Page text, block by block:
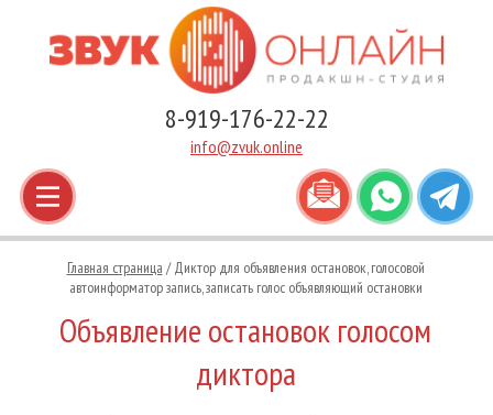
Новогодние аудиоролики
Звуковая реклама магазина
Информационная радиореклама
Игровая аудиореклама
Вокальные радиоролики
Наши дикторы-дети
Голоса для IVR и автоответчиков
Голоса для торговых центров
8-919-176-22-22
info@zvuk.online
Главная страница / Диктор для объявления остановок, голосовой
автоинформатор запись, записать голос объявляющий остановки
Объявление остановок голосом
диктора